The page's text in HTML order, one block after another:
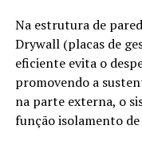
Na estrutura de
Drywall (placas de
eficiente evita o
promovendo a
na parte externa, o
função isolamento de